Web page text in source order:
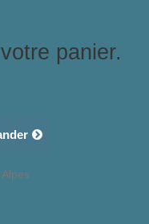
panier.